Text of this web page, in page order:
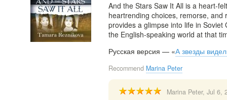
And the Stars Saw It All is a heart-
heartrending choices, remorse,
provides a glimpse into life in
the English-speaking world at that
Русская версия — «А звезды
Recommend Marina Peter
Marina Peter, Jul 6,